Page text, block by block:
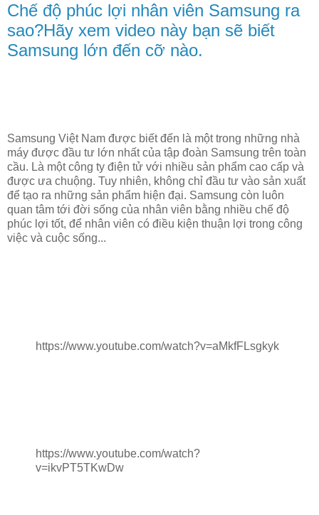
Chế độ phúc lợi nhân viên Samsung ra
sao?Hãy xem video này bạn sẽ biết
Samsung lớn đến cỡ nào.
Samsung Việt Nam được biết đến là một trong những nhà
máy được đầu tư lớn nhất của tập đoàn Samsung trên toàn
cầu. Là một công ty điện tử với nhiều sản phẩm cao cấp và
được ưa chuộng. Tuy nhiên, không chỉ đầu tư vào sản xuất
để tạo ra những sản phẩm hiện đại. Samsung còn luôn
quan tâm tới đời sống của nhân viên bằng nhiều chế độ
phúc lợi tốt, để nhân viên có điều kiện thuận lợi trong công
việc và cuộc sống...
https://www.youtube.com/watch?v=aMkfFLsgkyk
https://www.youtube.com/watch?
v=ikvPT5TKwDw